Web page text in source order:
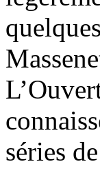
séries